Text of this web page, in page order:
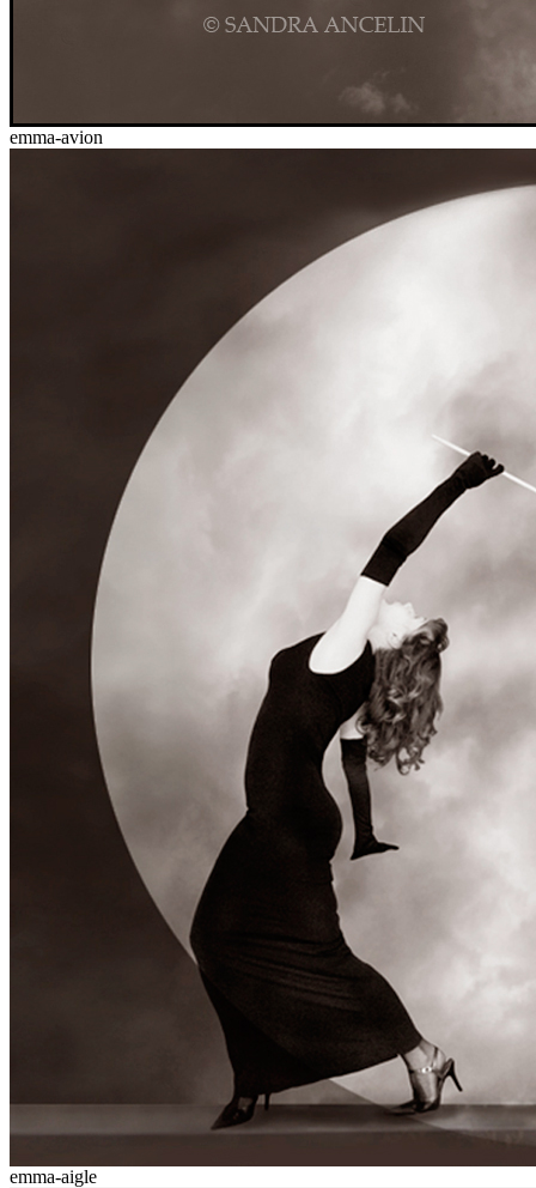
emma-avion
emma-aigle